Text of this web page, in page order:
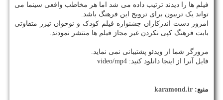
فیلم ها را دیدند ترتیب داده می شد اما هر مخاطب واقعی سینما می
تواند یک تریبون برای ترویج این فرهنگ باشد.
امروز دست اندرکاران جشنواره فیلم کودک و نوحوان تیزر متفاوتی
بابت فرهنگ کپی نکردن غیر مجاز فیلم ها منتشر نمودند.
مرورگر شما از ویدئو پشتیبانی نمی نماید.
فایل آنرا از اینجا دانلود کنید: video/mp4
منبع: karamond.ir